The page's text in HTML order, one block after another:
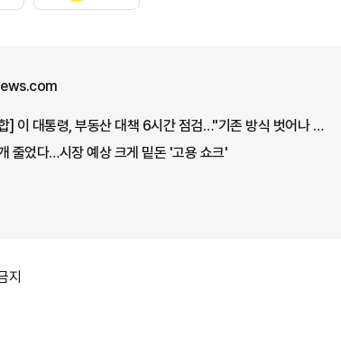
[아주경제 오늘의 뉴스 종합] 이 대통령, 부동산 대책 6시간 점검…"기존 방식 벗어나 과감히 실행" 外
줄었다…시장 예상 크게 밑돈 '고용 쇼크'
지